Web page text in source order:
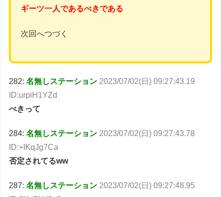
ギーツ一人であるべきである
次回へつづく
282:名無しステーション 2023/07/02(日) 09:27:43.19
ID:urpiH1YZd
べきって
284:名無しステーション 2023/07/02(日) 09:27:43.78
ID:+IKqJg7Ca
否定されてるww
287:名無しステーション 2023/07/02(日) 09:27:48.95